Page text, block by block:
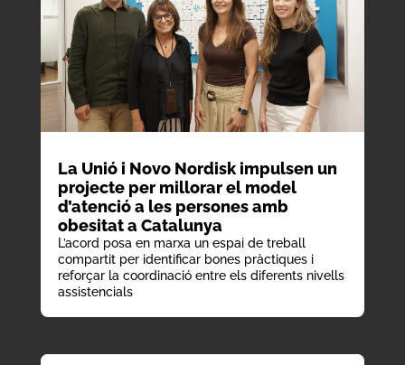
La Unió i Novo Nordisk impulsen un
projecte per millorar el model
d’atenció a les persones amb
obesitat a Catalunya
L’acord posa en marxa un espai de treball
compartit per identificar bones pràctiques i
reforçar la coordinació entre els diferents nivells
assistencials